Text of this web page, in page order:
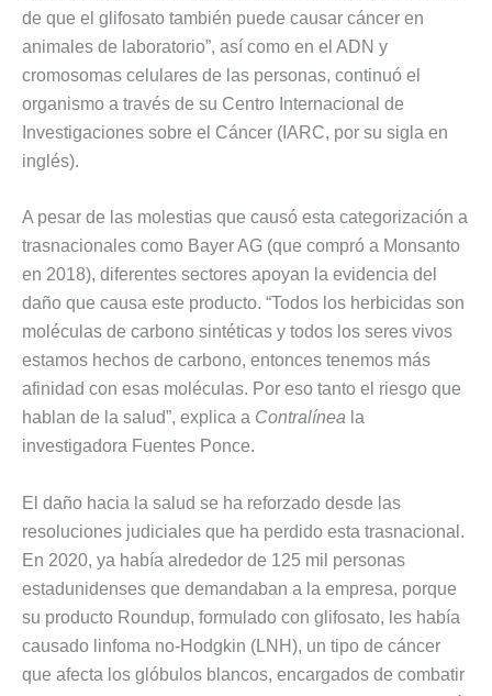
de que el glifosato también puede causar cáncer en
animales de laboratorio”, así como en el ADN y
cromosomas celulares de las personas, continuó el
organismo a través de su Centro Internacional de
Investigaciones sobre el Cáncer (IARC, por su sigla en
inglés).
A pesar de las molestias que causó esta categorización a
trasnacionales como Bayer AG (que compró a Monsanto
en 2018), diferentes sectores apoyan la evidencia del
daño que causa este producto. “Todos los herbicidas son
moléculas de carbono sintéticas y todos los seres vivos
estamos hechos de carbono, entonces tenemos más
afinidad con esas moléculas. Por eso tanto el riesgo que
hablan de la salud”, explica a Contralínea la
investigadora Fuentes Ponce.
El daño hacia la salud se ha reforzado desde las
resoluciones judiciales que ha perdido esta trasnacional.
En 2020, ya había alrededor de 125 mil personas
estadunidenses que demandaban a la empresa, porque
su producto Roundup, formulado con glifosato, les había
causado linfoma no-Hodgkin (LNH), un tipo de cáncer
que afecta los glóbulos blancos, encargados de combatir